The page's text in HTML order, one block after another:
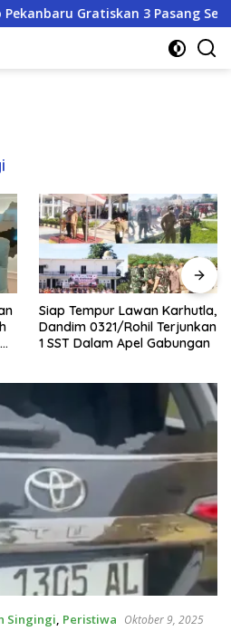
Pasang Seragam Sekolah untuk
Siap Tempur Lawan Karhutla,
Dandim 0321/Rohil Terjunkan
1 SST Dalam Apel Gabungan
Singingi, Peristiwa Oktober 9, 2025